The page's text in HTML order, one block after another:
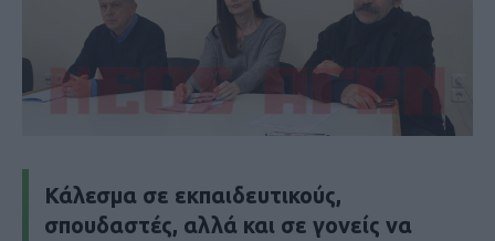
Κάλεσμα σε εκπαιδευτικούς,
σπουδαστές, αλλά και σε γονείς να